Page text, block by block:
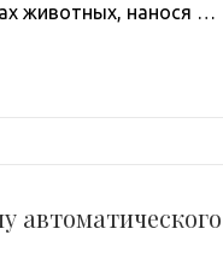
животных, нанося …
автоматического